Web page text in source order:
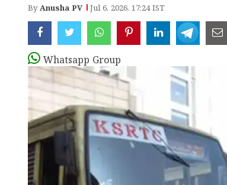
ByAnusha PV Jul 6, 2026, 17:24 IST
Whatsapp Group